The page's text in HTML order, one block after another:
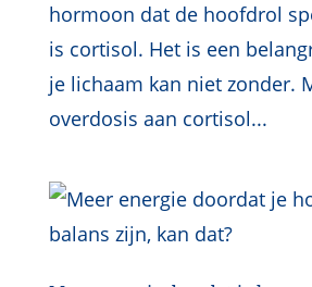
hormoon dat de hoofdrol
is cortisol. Het is een
je lichaam kan niet zonder.
overdosis aan cortisol...